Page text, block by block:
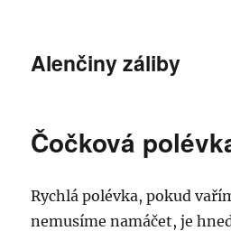
Alenčiny záliby
Čočková
Rychlá polévka, pokud
nemusíme namáčet, je